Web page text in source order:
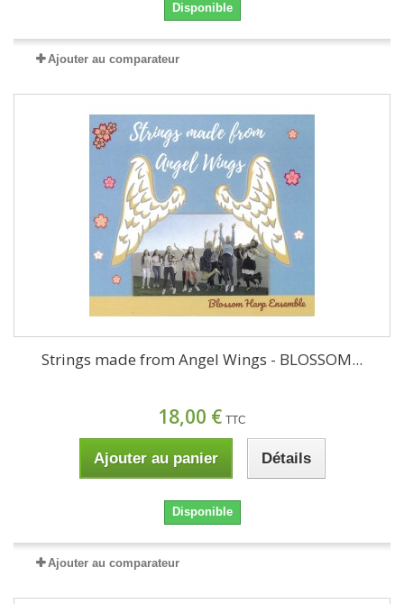
Disponible
Ajouter au comparateur
Strings made from Angel Wings - BLOSSOM...
18,00 € TTC
Ajouter au panier Détails
Disponible
Ajouter au comparateur